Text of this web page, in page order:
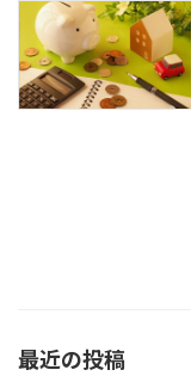
最近の投稿